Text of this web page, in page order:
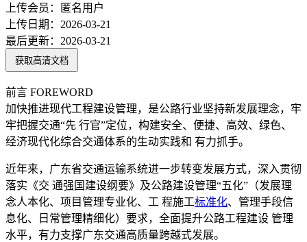
上传会员：
匿名用户
上传日期： 2026-03-21
最后更新： 2026-03-21
获取高清文档
前言 FOREWORD
加快推进现代工程建设管理，是公路行业坚持新发展理念，牢
牢把握交通“先 行官”定位，构建安全、便捷、高效、绿色、
经济现代化综合交通体系的生动实践和 有力抓手。
近年来，广东省交通运输系统进一步转变发展方式，深入贯彻
落实《交 通强国建设纲要》及公路建设管理“五化”（发展理
念人本化、项目管理专业化、工 程施工标准化、管理手段信
息化、日常管理精细化）要求，全面提升公路工程建设 管理
水平，有力支撑广东交通高质量跨越式发展。